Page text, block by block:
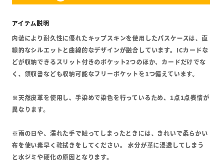
内装により耐久性に優れたキップスキンを使用したパスケースは、直
線的なシルエットと曲線的なデザインが融合しています。ICカードな
どが収納できるスリット付きのポケット2つのほか、カードだけでな
く、領収書なども収納可能なフリーポケットを1つ備えています。
※天然皮革を使用し、手染めで染色を行っているため、1点1点表情が
異なります。
※雨の日や、濡れた手で触ってしまったときには、きれいで柔らかい
布を使い素早く乾拭きをしてください。 水分が革に浸透してしまう
と水ジミや硬化の原因となります。